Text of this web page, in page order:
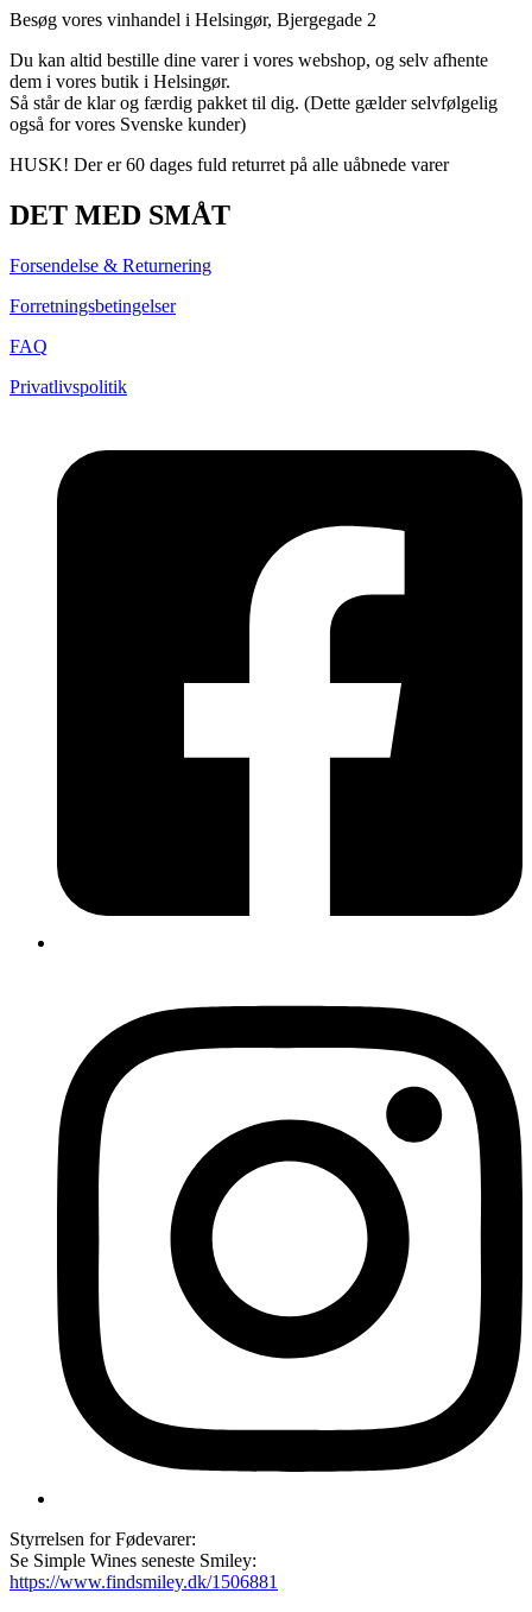
Besøg vores vinhandel i Helsingør, Bjergegade 2
Du kan altid bestille dine varer i vores webshop, og selv afhente
dem i vores butik i Helsingør.
Så står de klar og færdig pakket til dig. (Dette gælder selvfølgelig
også for vores Svenske kunder)
HUSK! Der er 60 dages fuld returret på alle uåbnede varer
DET MED SMÅT
Forsendelse & Returnering
Forretningsbetingelser
FAQ
Privatlivspolitik
Styrrelsen for Fødevarer:
Se Simple Wines seneste Smiley:
https://www.findsmiley.dk/1506881